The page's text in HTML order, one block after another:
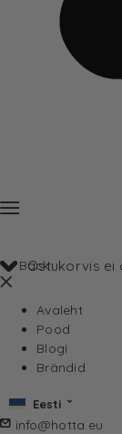
Ostukorvis ei
Back
Avaleht
Pood
Blogi
Brändid
Eesti
info@hotta.eu